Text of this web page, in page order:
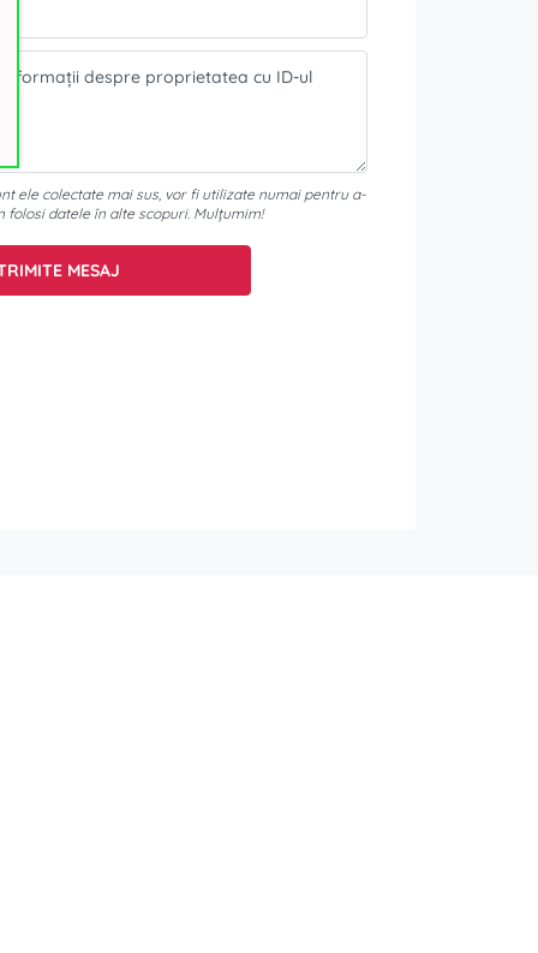
ele colectate mai sus, vor fi utilizate numai pentru a-
datele în alte scopuri. Mulțumim!
MESAJ